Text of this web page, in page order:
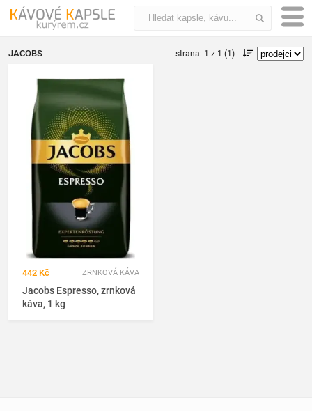
JACOBS strana: 1 z 1 (1)
442 Kč ZRNKOVÁ KÁVA
Jacobs Espresso, zrnková
káva, 1 kg